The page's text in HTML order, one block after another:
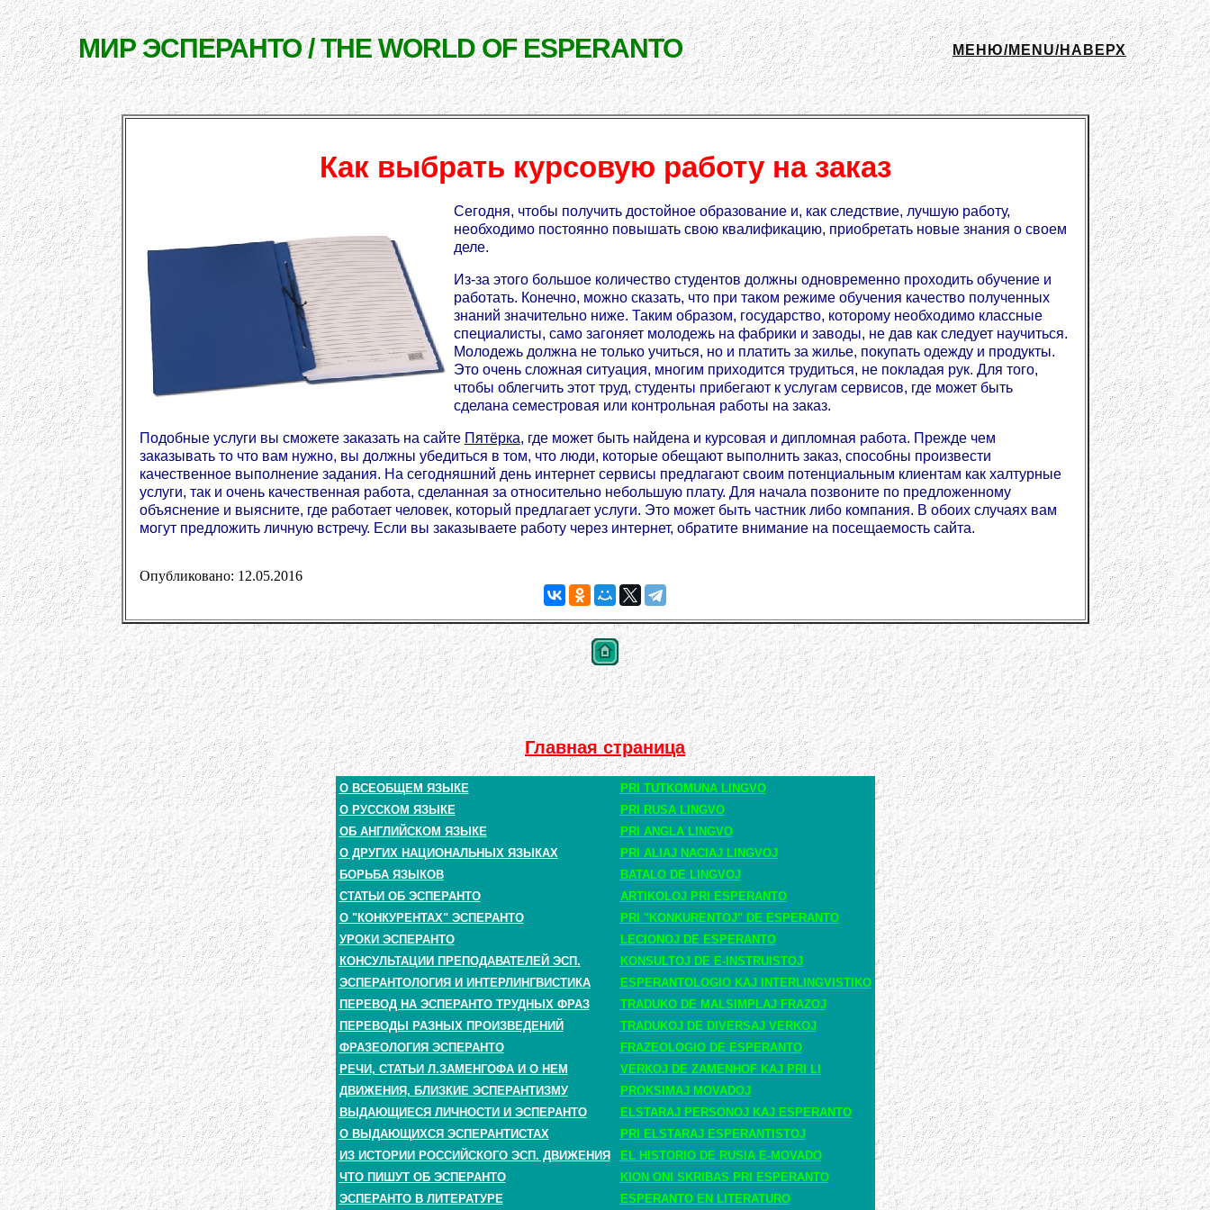
МИР ЭСПЕРАНТО / THE WORLD OF ESPERANTO МЕНЮ/MENU/НАВЕРХ
Как выбрать курсовую работу на заказ
Сегодня, чтобы получить достойное образование и, как следствие, лучшую работу,
необходимо постоянно повышать свою квалификацию, приобретать новые знания о своем
деле.
Из-за этого большое количество студентов должны одновременно проходить обучение и
работать. Конечно, можно сказать, что при таком режиме обучения качество полученных
знаний значительно ниже. Таким образом, государство, которому необходимо классные
специалисты, само загоняет молодежь на фабрики и заводы, не дав как следует научиться.
Молодежь должна не только учиться, но и платить за жилье, покупать одежду и продукты.
Это очень сложная ситуация, многим приходится трудиться, не покладая рук. Для того,
чтобы облегчить этот труд, студенты прибегают к услугам сервисов, где может быть
сделана семестровая или контрольная работы на заказ.
Подобные услуги вы сможете заказать на сайте Пятёрка, где может быть найдена и курсовая и дипломная работа. Прежде чем
заказывать то что вам нужно, вы должны убедиться в том, что люди, которые обещают выполнить заказ, способны произвести
качественное выполнение задания. На сегодняшний день интернет сервисы предлагают своим потенциальным клиентам как халтурные
услуги, так и очень качественная работа, сделанная за относительно небольшую плату. Для начала позвоните по предложенному
объяснение и выясните, где работает человек, который предлагает услуги. Это может быть частник либо компания. В обоих случаях вам
могут предложить личную встречу. Если вы заказываете работу через интернет, обратите внимание на посещаемость сайта.
Опубликовано: 12.05.2016
Главная страница
О ВСЕОБЩЕМ ЯЗЫКЕ
PRI TUTKOMUNA LINGVO
О РУССКОМ ЯЗЫКЕ
PRI RUSA LINGVO
ОБ АНГЛИЙСКОМ ЯЗЫКЕ
PRI ANGLA LINGVO
О ДРУГИХ НАЦИОНАЛЬНЫХ ЯЗЫКАХ
PRI ALIAJ NACIAJ LINGVOJ
БОРЬБА ЯЗЫКОВ
BATALO DE LINGVOJ
СТАТЬИ ОБ ЭСПЕРАНТО
ARTIKOLOJ PRI ESPERANTO
О "КОНКУРЕНТАХ" ЭСПЕРАНТО
PRI "KONKURENTOJ" DE ESPERANTO
УРОКИ ЭСПЕРАНТО
LECIONOJ DE ESPERANTO
КОНСУЛЬТАЦИИ ПРЕПОДАВАТЕЛЕЙ ЭСП.
KONSULTOJ DE E-INSTRUISTOJ
ЭСПЕРАНТОЛОГИЯ И ИНТЕРЛИНГВИСТИКА
ESPERANTOLOGIO KAJ INTERLINGVISTIKO
ПЕРЕВОД НА ЭСПЕРАНТО ТРУДНЫХ ФРАЗ
TRADUKO DE MALSIMPLAJ FRAZOJ
ПЕРЕВОДЫ РАЗНЫХ ПРОИЗВЕДЕНИЙ
TRADUKOJ DE DIVERSAJ VERKOJ
ФРАЗЕОЛОГИЯ ЭСПЕРАНТО
FRAZEOLOGIO DE ESPERANTO
РЕЧИ, СТАТЬИ Л.ЗАМЕНГОФА И О НЕМ
VERKOJ DE ZAMENHOF KAJ PRI LI
ДВИЖЕНИЯ, БЛИЗКИЕ ЭСПЕРАНТИЗМУ
PROKSIMAJ MOVADOJ
ВЫДАЮЩИЕСЯ ЛИЧНОСТИ И ЭСПЕРАНТО
ELSTARAJ PERSONOJ KAJ ESPERANTO
О ВЫДАЮЩИХСЯ ЭСПЕРАНТИСТАХ
PRI ELSTARAJ ESPERANTISTOJ
ИЗ ИСТОРИИ РОССИЙСКОГО ЭСП. ДВИЖЕНИЯ
EL HISTORIO DE RUSIA E-MOVADO
ЧТО ПИШУТ ОБ ЭСПЕРАНТО
KION ONI SKRIBAS PRI ESPERANTO
ЭСПЕРАНТО В ЛИТЕРАТУРЕ
ESPERANTO EN LITERATURO